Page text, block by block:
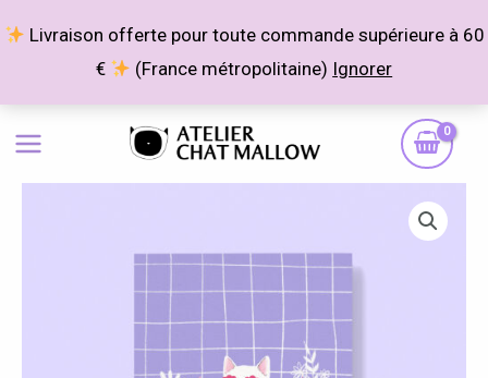
Livraison offerte pour toute commande supérieure à 60
€
(France métropolitaine) Ignorer
au
de
prix :
4,00 €